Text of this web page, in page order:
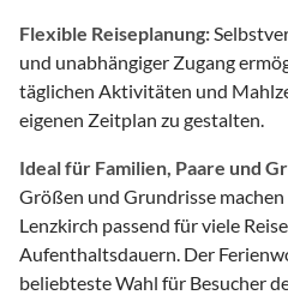
Flexible Reiseplanung:
und unabhängiger Zugang
täglichen Aktivitäten und
eigenen Zeitplan zu gestalten.
Ideal für Familien, Paare und
Größen und Grundrisse
Lenzkirch passend für viele
Aufenthaltsdauern. Der
beliebteste Wahl für Besucher